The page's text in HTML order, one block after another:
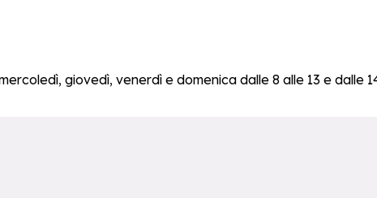
giovedì, venerdì e domenica dalle 8 alle 13 e dalle